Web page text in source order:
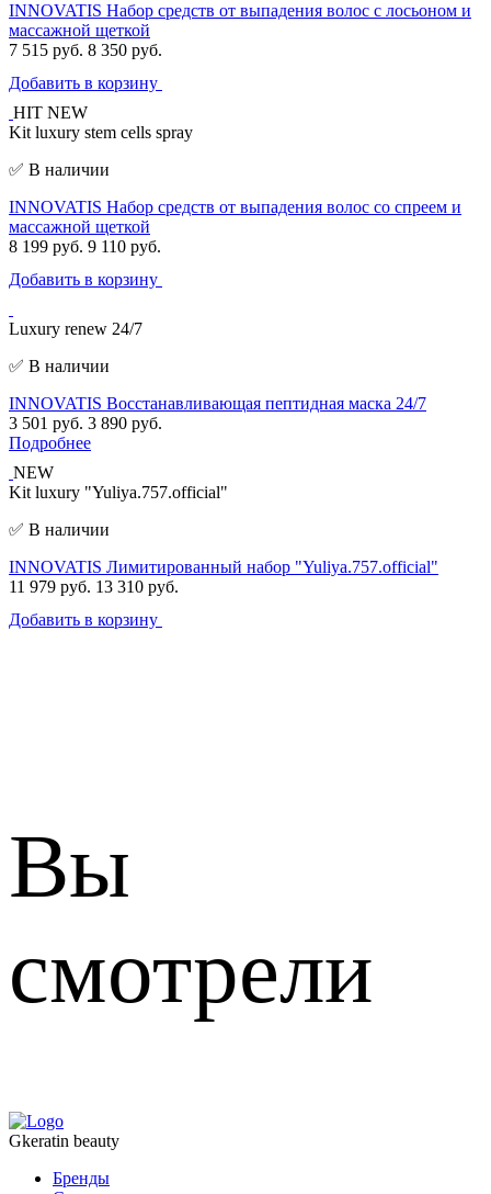
INNOVATIS Набор средств от выпадения волос с лосьоном и
массажной щеткой
7 515 руб. 8 350 руб.
Добавить в корзину
HIT NEW
Kit luxury stem cells spray
✅ В наличии
INNOVATIS Набор средств от выпадения волос со спреем и
массажной щеткой
8 199 руб. 9 110 руб.
Добавить в корзину
Luxury renew 24/7
✅ В наличии
INNOVATIS Восстанавливающая пептидная маска 24/7
3 501 руб. 3 890 руб.
Подробнее
NEW
Kit luxury "Yuliya.757.official"
✅ В наличии
INNOVATIS Лимитированный набор "Yuliya.757.official"
11 979 руб. 13 310 руб.
Добавить в корзину
Вы
смотрели
Gkeratin beauty
Бренды